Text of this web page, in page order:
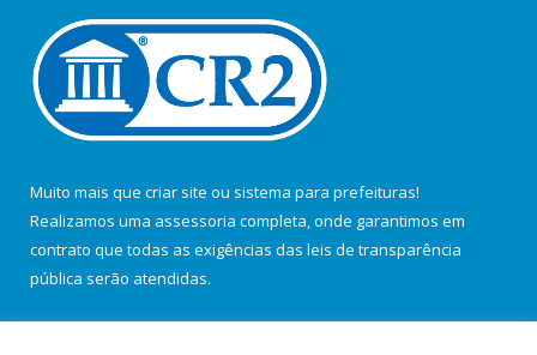
Muito mais que criar site ou sistema para prefeituras!
Realizamos uma assessoria completa, onde garantimos em
contrato que todas as exigências das leis de transparência
pública serão atendidas.